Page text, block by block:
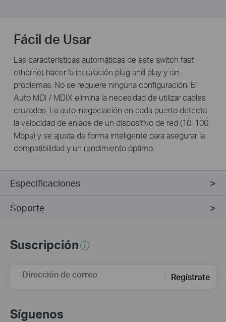
Fácil de Usar
Las características automáticas de este switch fast
ethernet hacer la instalación plug and play y sin
problemas. No se requiere ninguna configuración. El
Auto MDI / MDIX elimina la necesidad de utilizar cables
cruzados. La auto-negociación en cada puerto detecta
la velocidad de enlace de un dispositivo de red (10, 100
Mbps) y se ajusta de forma inteligente para asegurar la
compatibilidad y un rendimiento óptimo.
Especificaciones
Soporte
Suscripción
Dirección de correo Regístrate
Síguenos